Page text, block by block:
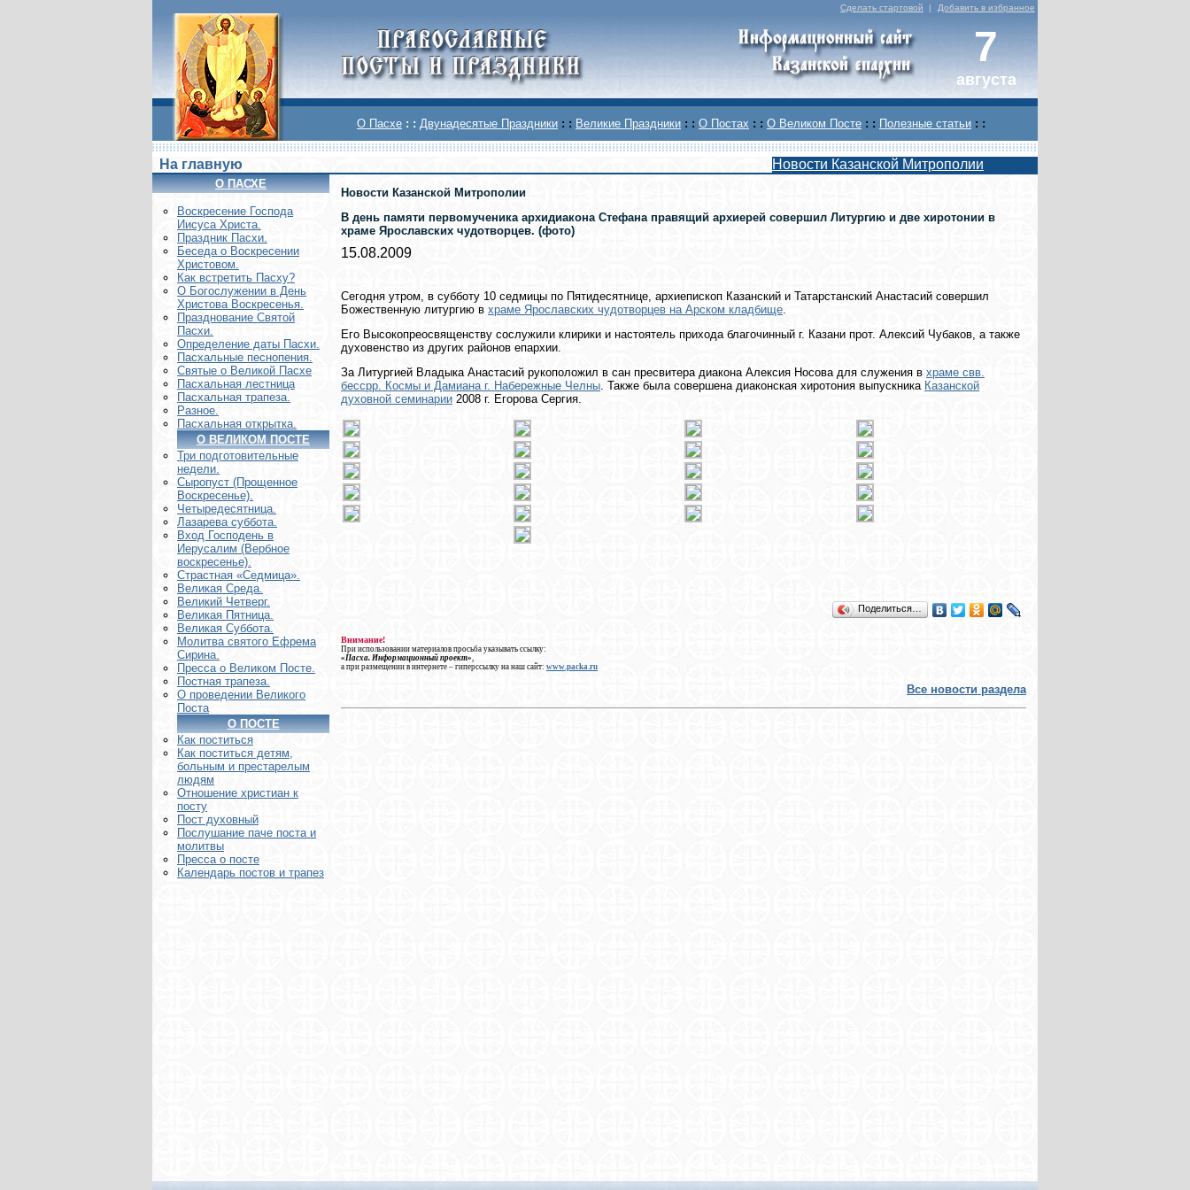
Сделать стартовой | Добавить в избранное
7
августа
О Пасхе : : Двунадесятые Праздники : : Великие Праздники : : О Постах : : О Великом Посте : : Полезные статьи : :
На главную Новости Казанской Митрополии
О ПАСХЕ
Воскреcение Господа
Иисуса Христа.
Праздник Пасхи.
Беседа о Воскресении
Христовом.
Как встретить Пасху?
О Богослужении в День
Христова Воскресенья.
Празднование Святой
Пасхи.
Определение даты Пасхи.
Пасхальные песнопения.
Святые о Великой Пасхе
Пасхальная лестница
Пасхальная трапеза.
Разное.
Пасхальная открытка.
О ВЕЛИКОМ ПОСТЕ
Три подготовительные
недели.
Сыропуст (Прощенное
Воскресенье).
Четыредесятница.
Лазарева суббота.
Вход Господень в
Иерусалим (Вербное
воскресенье).
Страстная «Седмица».
Великая Среда.
Великий Четверг.
Великая Пятница.
Великая Суббота.
Молитва святого Ефрема
Сирина.
Пресса о Великом Посте.
Постная трапеза.
О проведении Великого
Поста
О ПОСТЕ
Как поститься
Как поститься детям,
больным и престарелым
людям
Отношение христиан к
посту
Пост духовный
Послушание паче поста и
молитвы
Пресса о посте
Календарь постов и трапез
Новости Казанской Митрополии
В день памяти первомученика архидиакона Стефана правящий архиерей совершил Литургию и две хиротонии в
храме Ярославских чудотворцев. (фото)
15.08.2009
Сегодня утром, в субботу 10 седмицы по Пятидесятнице, архиепископ Казанский и Татарстанский Анастасий совершил
Божественную литургию в храме Ярославских чудотворцев на Арском кладбище
Его Высокопреосвященству сослужили клирики и настоятель прихода благочинный г. Казани прот. Алексий Чубаков, а также
духовенство из других районов епархии.
За Литургией Владыка Анастасий рукоположил в сан пресвитера диакона Алексия Носова для служения в храме свв.
бессрр. Космы и Дамиана г. Набережные Челны. Также была совершена диаконская хиротония выпускника Казанской
духовной семинарии 2008 г. Егорова Сергия.
Поделиться…
Внимание!
При использовании материалов просьба указывать ссылку:
«Пасха. Информационный проект»
а при размещении в интернете – гиперссылку на наш сайт: www.packa.ru
Все новости раздела